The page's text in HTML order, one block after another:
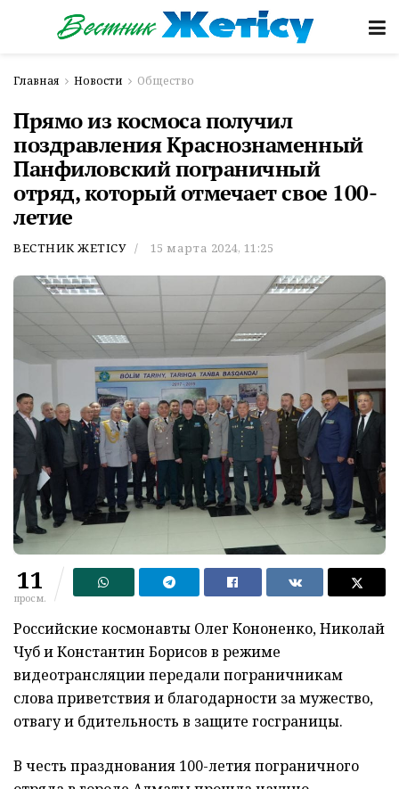
Главная Новости Общество
Прямо из космоса получил
поздравления Краснознаменный
Панфиловский пограничный
отряд, который отмечает свое 100-
летие
ВЕСТНИК ЖЕТІСУ 15 марта 2024, 11:25
11
просм.
Российские космонавты Олег Кононенко, Николай
Чуб и Константин Борисов в режиме
видеотрансляции передали пограничникам
слова приветствия и благодарности за мужество,
отвагу и бдительность в защите госграницы.
В честь празднования 100-летия пограничного